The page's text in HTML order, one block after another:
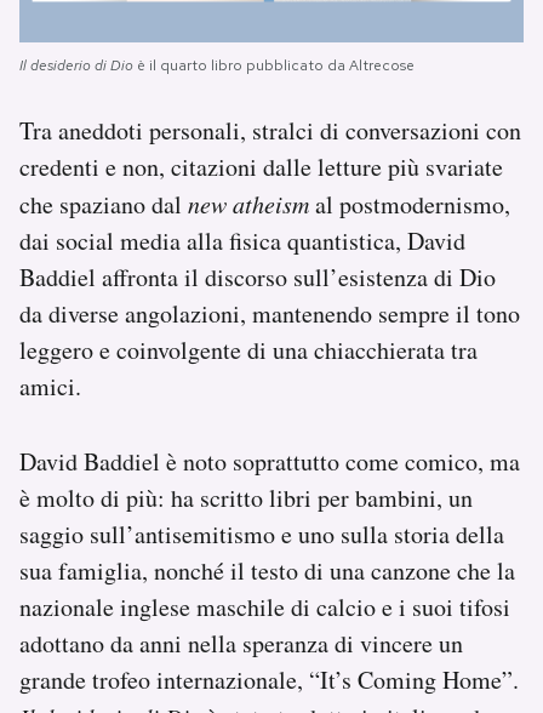
Il desiderio di Dio è il quarto libro pubblicato da Altrecose
Tra aneddoti personali, stralci di conversazioni con
credenti e non, citazioni dalle letture più svariate
che spaziano dal new atheismal postmodernismo,
dai social media alla fisica quantistica, David
Baddiel affronta il discorso sull’esistenza di Dio
da diverse angolazioni, mantenendo sempre il tono
leggero e coinvolgente di una chiacchierata tra
amici.
David Baddiel è noto soprattutto come comico, ma
è molto di più: ha scritto libri per bambini, un
saggio sull’antisemitismo e uno sulla storia della
sua famiglia, nonché il testo di una canzone che la
nazionale inglese maschile di calcio e i suoi tifosi
adottano da anni nella speranza di vincere un
grande trofeo internazionale, “It’s Coming Home”.